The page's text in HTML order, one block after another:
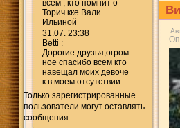
всем , кто помнит о
Торич кке Вали
Ильиной
31.07. 23:38
Betti :
Дорогие друзья,огром
ное спасибо всем кто
навещал моих девоче
к в моем отсутствии
Только зарегистрированные
пользователи могут оставлять
сообщения